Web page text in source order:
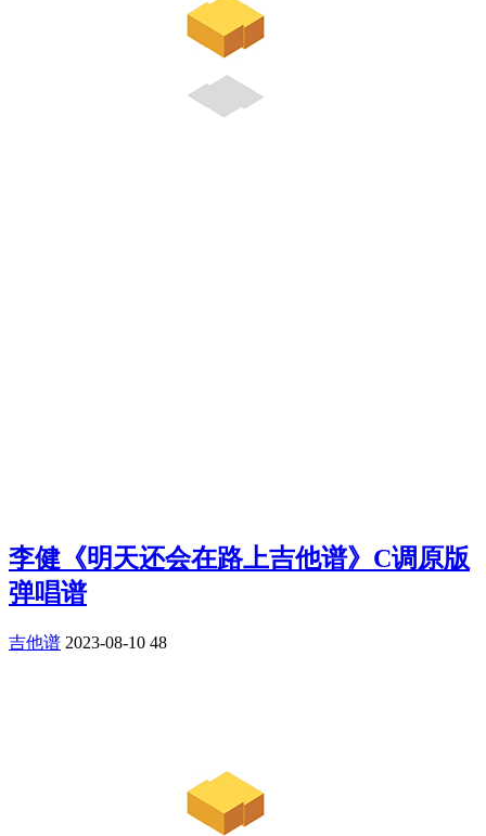
李健《明天还会在路上吉他谱》C调原版
弹唱谱
吉他谱 2023-08-10 48